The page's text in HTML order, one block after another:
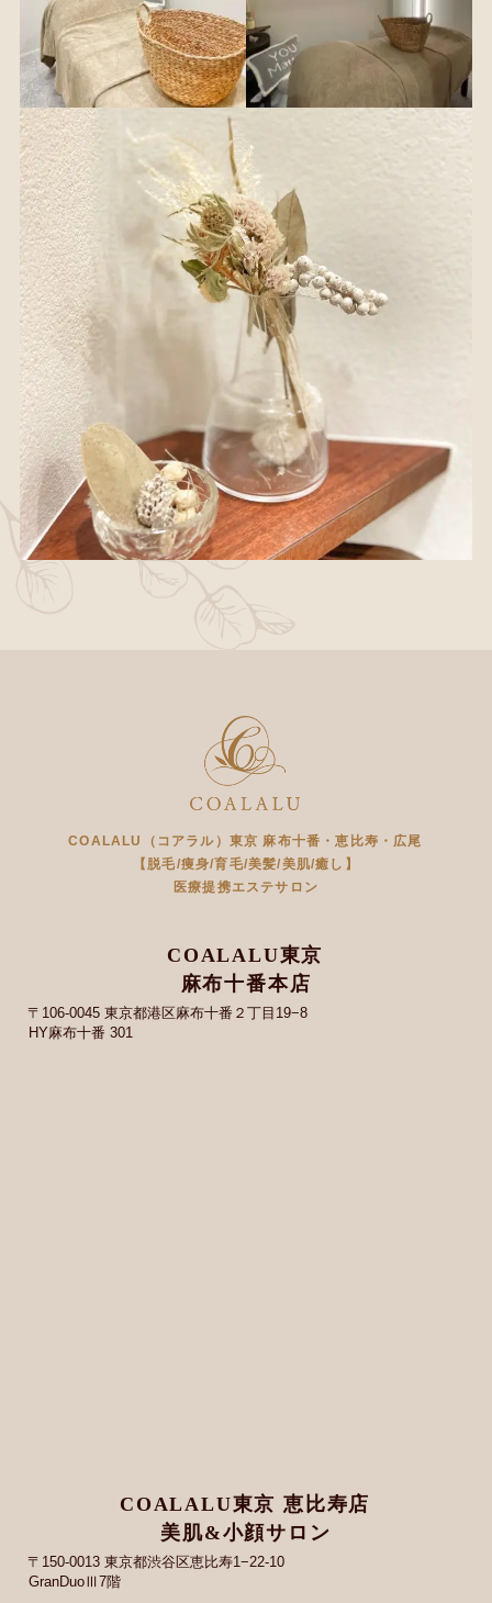
COALALU（コアラル）東京 麻布十番・恵比寿・広尾
【脱毛/痩身/育毛/美髪/美肌/癒し】
医療提携エステサロン
COALALU東京
麻布十番本店
〒106-0045 東京都港区麻布十番２丁目19−8
HY麻布十番 301
COALALU東京 恵比寿店
美肌&小顔サロン
〒150-0013 東京都渋谷区恵比寿1−22-10
GranDuoⅢ7階